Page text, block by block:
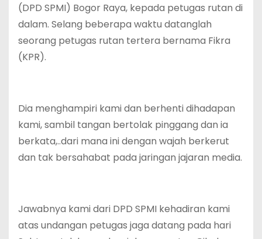
(DPD SPMI) Bogor Raya, kepada petugas rutan di
dalam. Selang beberapa waktu datanglah
seorang petugas rutan tertera bernama Fikra
(KPR).
Dia menghampiri kami dan berhenti dihadapan
kami, sambil tangan bertolak pinggang dan ia
berkata,..dari mana ini dengan wajah berkerut
dan tak bersahabat pada jaringan jajaran media.
Jawabnya kami dari DPD SPMI kehadiran kami
atas undangan petugas jaga datang pada hari